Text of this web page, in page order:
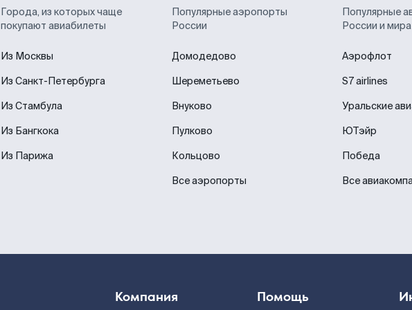
Города, из которых чаще
покупают авиабилеты
Из Москвы
Из Санкт-Петербурга
Из Стамбула
Из Бангкока
Из Парижа
Популярные аэропорты
России
Домодедово
Шереметьево
Внуково
Пулково
Кольцово
Все аэропорты
Популярные
России и мира
Аэрофлот
S7 airlines
Уральские
ЮТэйр
Победа
Все
Компания Помощь